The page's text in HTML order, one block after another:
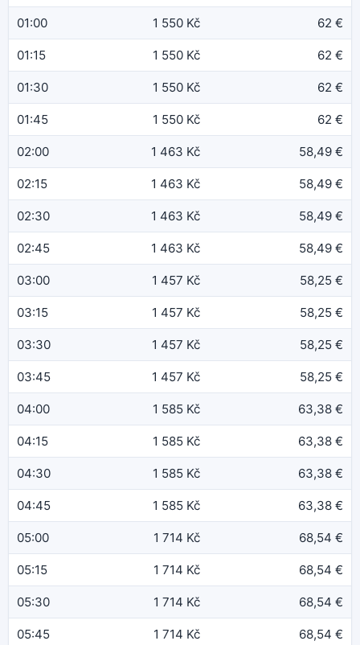
01:00 1 550 Kč 62 €
01:15 1 550 Kč 62 €
01:30 1 550 Kč 62 €
01:45 1 550 Kč 62 €
02:00 1 463 Kč 58,49 €
02:15 1 463 Kč 58,49 €
02:30 1 463 Kč 58,49 €
02:45 1 463 Kč 58,49 €
03:00 1 457 Kč 58,25 €
03:15 1 457 Kč 58,25 €
03:30 1 457 Kč 58,25 €
03:45 1 457 Kč 58,25 €
04:00 1 585 Kč 63,38 €
04:15 1 585 Kč 63,38 €
04:30 1 585 Kč 63,38 €
04:45 1 585 Kč 63,38 €
05:00 1 714 Kč 68,54 €
05:15 1 714 Kč 68,54 €
05:30 1 714 Kč 68,54 €
05:45 1 714 Kč 68,54 €